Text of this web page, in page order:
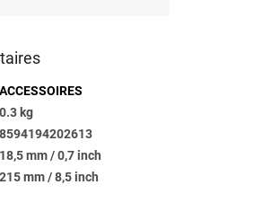
ACCESSOIRES
0.3 kg
8594194202613
18,5 mm / 0,7 inch
215 mm / 8,5 inch